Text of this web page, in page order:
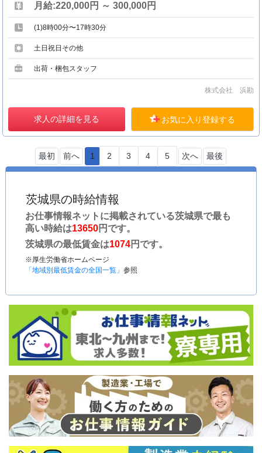
月給:220,000円 ～ 300,000円
(1)8時00分〜17時30分
土日祝日その他
出荷・梱包スタッフ
株式会社 浜勘
求人の詳細を見る お気に入り登録する
最初 前へ 1 2 3 4 5 次へ 最後
茨城県の時給情報
お仕事情報ネットに掲載されている茨城県で最も
高い時給は13650円です。
茨城県の最低賃金は1074円です。
※厚生労働省ホームページ
「地域別最低賃金の全国一覧」 参照